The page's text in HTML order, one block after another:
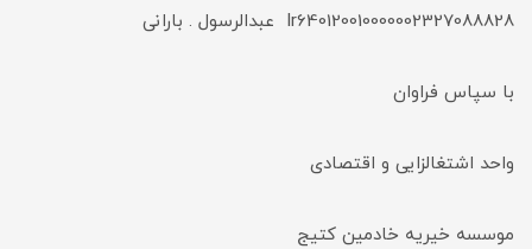
Ir640120010000002327088828 عبدالرسول . بارانی
با سپاس فراوان
واحد اشتغالزایی و اقتصادی
موسسه خیریه خادمین کتیج